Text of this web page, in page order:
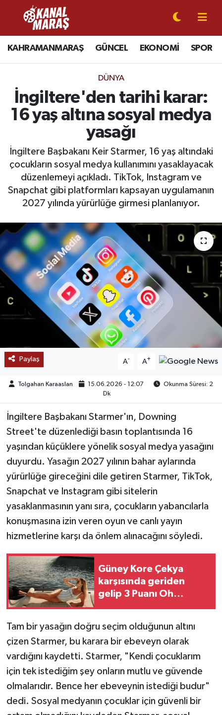
KAHRAMANMARAŞ GÜNCEL EKONOMİ SPOR
DÜNYA
İngiltere'den tarihi karar:
16 yaş altına sosyal medya
yasağı
İngiltere Başbakanı Keir Starmer, 16 yaş altındaki
çocukların sosyal medya kullanımını yasaklayacak
düzenlemeyi açıkladı. TikTok, Instagram ve
Snapchat gibi platformları kapsayan uygulamanın
2027 yılında yürürlüğe girmesi planlanıyor.
Paylaş A- A+
Tolgahan Karaaslan 15.06.2026 - 12:07
Okunma Süresi: 2
Dk
İngiltere Başbakanı Starmer'ın, Downing
Street'te düzenlediği basın toplantısında 16
yaşından küçüklere yönelik sosyal medya yasağını
duyurdu. Yasağın 2027 yılının bahar aylarında
yürürlüğe gireceğini dile getiren Starmer, TikTok,
Snapchat ve Instagram gibi sitelerin
yasaklanmasının yanı sıra, çocukların yabancılarla
konuşmasına izin veren oyun ve canlı yayın
hizmetlerine karşı da önlem alınacağını söyledi.
Güney Kore Çekya
karşısında geriden
gelip 3 Puanı Oh
Tam bir yasağın doğru seçim olduğunun altını
çizen Starmer, bu karara bir ebeveyn olarak
vardığını kaydetti. Starmer, "Kendi çocuklarım
için tek istediğim şey onların mutlu ve güvende
olmalarıdır. Bence her ebeveynin istediği budur"
dedi. Sosyal medyanın çocuklar için güvenli bir
CANLI YAYIN
KAHRAMANMARAŞ
GÜNCEL
SPOR
EKONOMİ
GÜNDEM
SAĞLIK
EĞİTİM
BÖLGE
KEŞFET
DÜNYA
MEDYA
OTOMOTİV
TEKNOLOJİ
YAŞAM
KÜLTÜR SANAT
Kahramanmaraş Nöbetçi Eczaneler
Kahramanmaraş Hava Durumu
Kahramanmaraş Namaz Vakitleri
Kahramanmaraş Trafik Yoğunluk Haritası
Süper Lig Puan Durumu ve Fikstür
Tüm Manşetler
Son Dakika Haberleri